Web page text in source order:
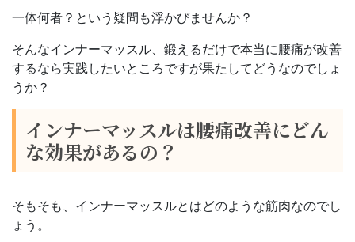
一体何者？という疑問も浮かびませんか？
そんなインナーマッスル、鍛えるだけで本当に腰痛が改善
するなら実践したいところですが果たしてどうなのでしょ
うか？
インナーマッスルは腰痛改善にどん
な効果があるの？
そもそも、インナーマッスルとはどのような筋肉なのでし
ょう。